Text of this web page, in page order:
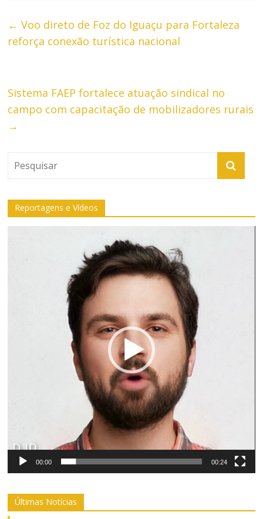
← Voo direto de Foz do Iguaçu para Fortaleza
reforça conexão turística nacional
Sistema FAEP fortalece atuação sindical no
campo com capacitação de mobilizadores rurais
→
Reportagens e Vídeos
00:00 00:24
Últimas Notícias